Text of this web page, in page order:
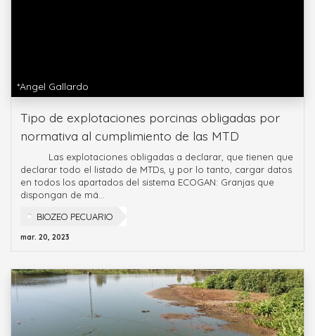
*Angel Gallardo
Tipo de explotaciones porcinas obligadas por
normativa al cumplimiento de las MTD
­ Las explotaciones obligadas a declarar, que tienen que
declarar todo el listado de MTDs, y por lo tanto, cargar datos
en todos los apartados del sistema ECOGAN: Granjas que
dispongan de má...
BIOZEO PECUARIO
mar. 20, 2023